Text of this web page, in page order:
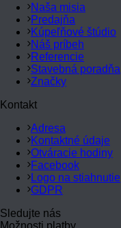
Naša misia
Predajňa
Kúpeľňové štúdio
Náš príbeh
Referencie
Stavebná poradňa
Značky
Kontakt
Adresa
Kontaktné údaje
Otváracie hodiny
Facebook
Logo na stiahnutie
GDPR
Sledujte nás
Možnosti platby